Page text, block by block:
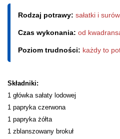
Rodzaj potrawy: sałatki i
Czas wykonania: od
Poziom trudności: każdy to
Składniki:
1 główka sałaty lodowej
1 papryka czerwona
1 papryka żółta
1 zblanszowany brokuł